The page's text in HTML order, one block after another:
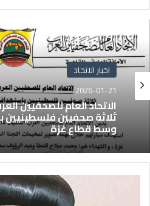
اخبار الاتحاد
2026-01-21
الاتحاد العام للصحفيين
ثلاثة صحفيين فلسطينيين
وسط قطاع غزة